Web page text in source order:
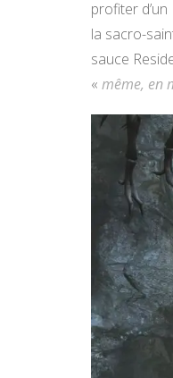
profiter
la sacro-
sauce
« même, en